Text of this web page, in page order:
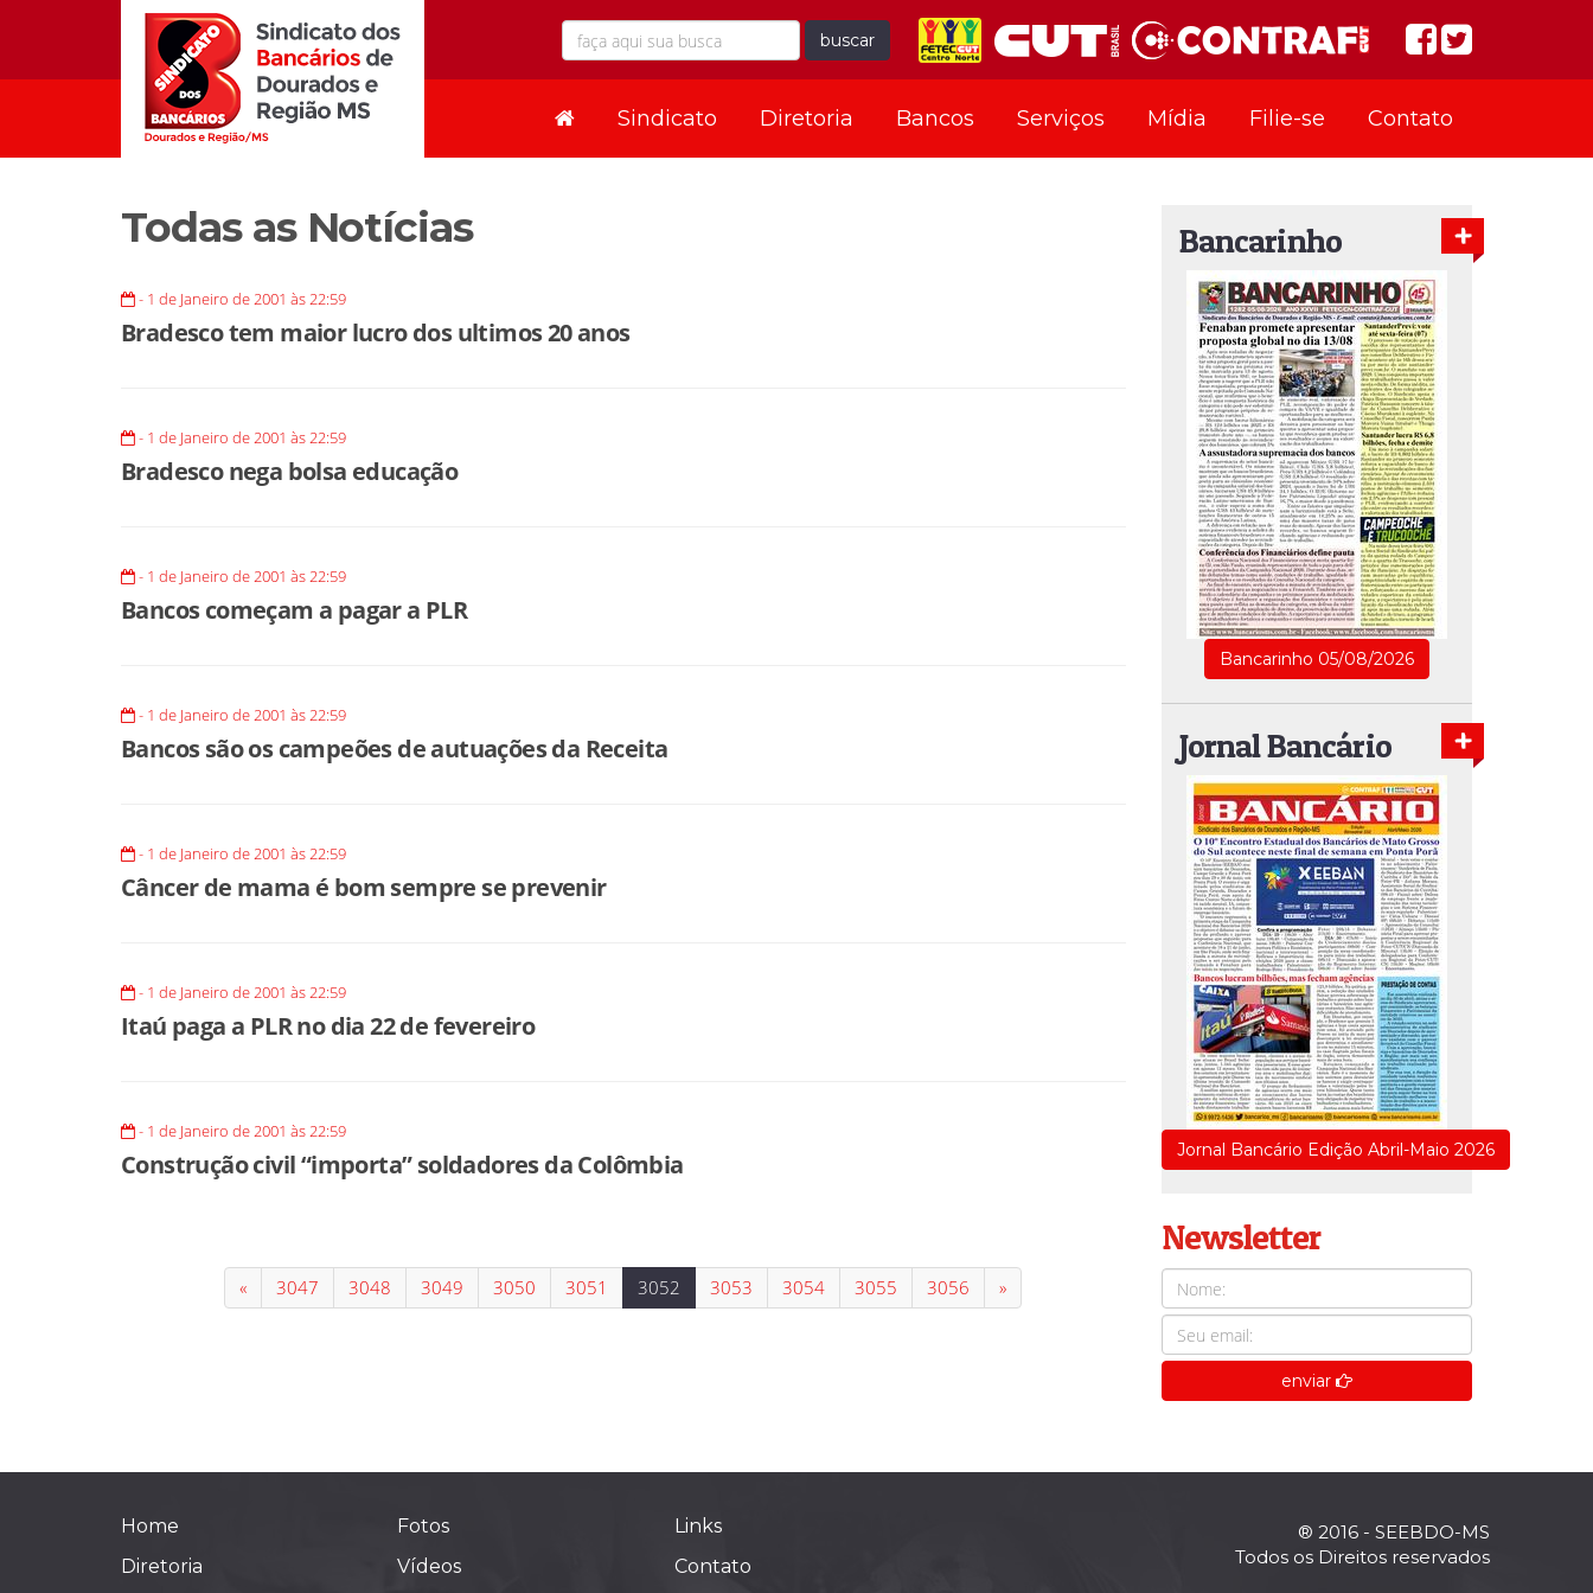
buscar
Sindicato Diretoria Bancos Serviços Mídia Filie-se Contato
Todas as Notícias
- 1 de Janeiro de 2001 às 22:59
Bradesco tem maior lucro dos ultimos 20 anos
- 1 de Janeiro de 2001 às 22:59
Bradesco nega bolsa educação
- 1 de Janeiro de 2001 às 22:59
Bancos começam a pagar a PLR
- 1 de Janeiro de 2001 às 22:59
Bancos são os campeões de autuações da Receita
- 1 de Janeiro de 2001 às 22:59
Câncer de mama é bom sempre se prevenir
- 1 de Janeiro de 2001 às 22:59
Itaú paga a PLR no dia 22 de fevereiro
- 1 de Janeiro de 2001 às 22:59
Construção civil “importa” soldadores da Colômbia
« 3047 3048 3049 3050 3051 3052 3053 3054 3055 3056 »
Bancarinho
Bancarinho 05/08/2026
Jornal Bancário
Jornal Bancário Edição Abril-Maio 2026
Newsletter
enviar
Home
Diretoria
Fotos
Vídeos
Links
Contato
® 2016 - SEEBDO-MS
Todos os Direitos reservados